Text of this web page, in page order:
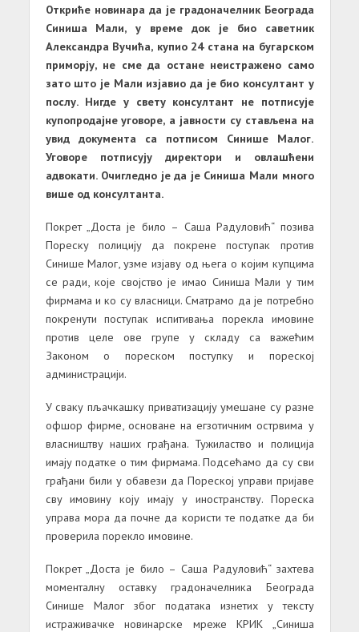
Откриће новинара да је градоначелник Београда
Синиша Мали, у време док је био саветник
Александра Вучића, купио 24 стана на бугарском
приморју, не сме да остане неистражено само
зато што је Мали изјавио да је био консултант у
послу. Нигде у свету консултант не потписује
купопродајне уговоре, а јавности су стављена на
увид документа са потписом Синише Малог.
Уговоре потписују директори и овлашћени
адвокати. Очигледно је да је Синиша Мали много
више од консултанта.
Покрет „Доста је било – Саша Радуловић“ позива
Пореску полицију да покрене поступак против
Синише Малог, узме изјаву од њега о којим купцима
се ради, које својство је имао Синиша Мали у тим
фирмама и ко су власници. Сматрамо да је потребно
покренути поступак испитивања порекла имовине
против целе ове групе у складу са важећим
Законом о пореском поступку и пореској
администрацији.
У сваку пљачкашку приватизацију умешане су разне
офшор фирме, основане на егзотичним острвима у
власништву наших грађана. Тужиластво и полиција
имају податке о тим фирмама. Подсећамо да су сви
грађани били у обавези да Пореској управи пријаве
сву имовину коју имају у иностранству. Пореска
управа мора да почне да користи те податке да би
проверила порекло имовине.
Покрет „Доста је било – Саша Радуловић“ захтева
моменталну оставку градоначелника Београда
Синише Малог због података изнетих у тексту
истраживачке новинарске мреже КРИК „Синиша